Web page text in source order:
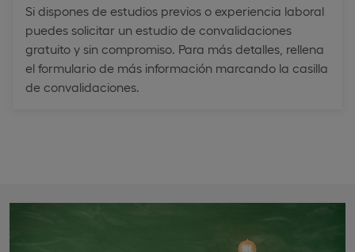
Si dispones de estudios previos o experiencia laboral
puedes solicitar un estudio de convalidaciones
gratuito y sin compromiso. Para más detalles, rellena
el formulario de más información marcando la casilla
de convalidaciones.